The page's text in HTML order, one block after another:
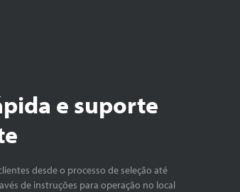
e suporte
desde o processo de seleção até
de instruções para operação no local